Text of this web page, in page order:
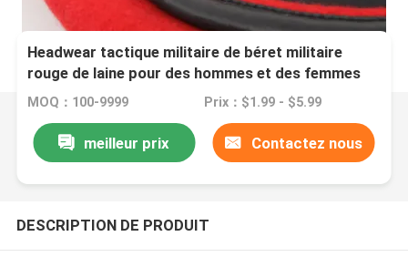
Headwear tactique militaire de béret militaire
rouge de laine pour des hommes et des femmes
de forces spéciales
MOQ：100-9999 Prix：$1.99 - $5.99
meilleur prix Contactez nous
DESCRIPTION DE PRODUIT